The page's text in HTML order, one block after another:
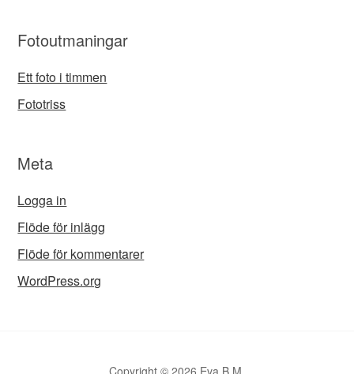
Fotoutmaningar
Ett foto i timmen
Fototriss
Meta
Logga in
Flöde för inlägg
Flöde för kommentarer
WordPress.org